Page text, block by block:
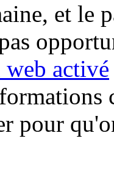
et le
web activé
pour